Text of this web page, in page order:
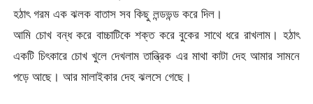
হঠাৎ গরম এক ঝলক বাতাস সব কিছু লন্ডভন্ড করে দিল।
আমি চোখ বন্ধ করে বাচ্চাটিকে শক্ত করে বুকের সাথে ধরে রাখলাম। হঠাৎ
একটি চিৎকারে চোখ খুলে দেখলাম তান্ত্রিক এর মাথা কাটা দেহ আমার সামনে
পড়ে আছে। আর মালাইকার দেহ ঝলসে গেছে।